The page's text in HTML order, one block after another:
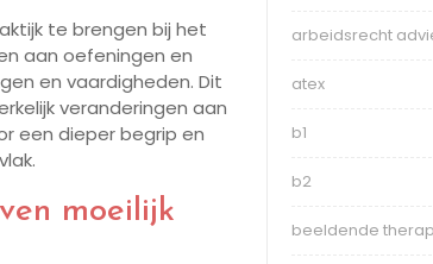
te brengen bij het
aan oefeningen en
en vaardigheden. Dit
veranderingen aan
een dieper begrip en
moeilijk
arbeidsrecht
atex
b1
b2
beeldende